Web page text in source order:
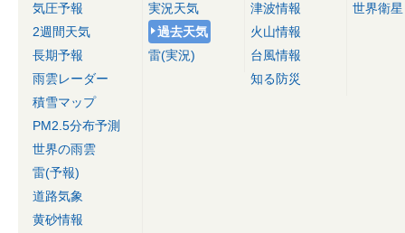
気圧予報
2週間天気
長期予報
雨雲レーダー
積雪マップ
PM2.5分布予測
世界の雨雲
雷(予報)
道路気象
黄砂情報
実況天気
過去天気
雷(実況)
津波情報
火山情報
台風情報
知る防災
世界衛星